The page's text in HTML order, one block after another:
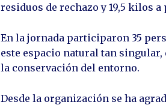
residuos de rechazo y 19,5 kilos a
En la jornada participaron 35
este espacio natural tan
la conservación del entorno.
Desde la organización se ha